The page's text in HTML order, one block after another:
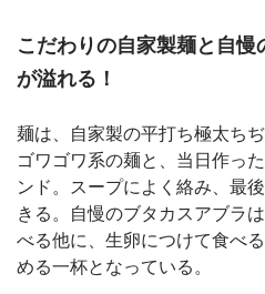
こだわりの自家製麺と自
が溢れる！
麺は、自家製の平打ち極太ち
ゴワゴワ系の麺と、当日作っ
ンド。スープによく絡み、最
きる。自慢のブタカスアブラ
べる他に、生卵につけて食べ
める一杯となっている。